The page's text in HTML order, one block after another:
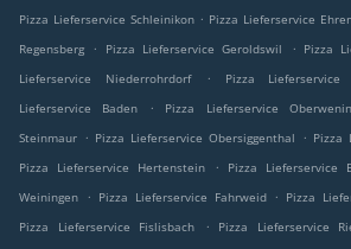
Pizza Lieferservice Schleinikon . Pizza Lieferservice
Regensberg
. Pizza Lieferservice Geroldswil . Pizza
Lieferservice Niederrohrdorf
. Pizza Lieferservice
Lieferservice Baden
. Pizza Lieferservice
Steinmaur . Pizza Lieferservice Obersiggenthal . Pizza
Pizza Lieferservice Hertenstein
. Pizza Lieferservice
Weiningen
. Pizza Lieferservice Fahrweid . Pizza
Pizza Lieferservice Fislisbach
. Pizza Lieferservice